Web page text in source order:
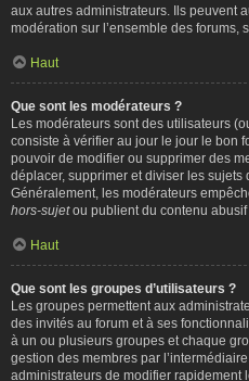
aux autres administrateurs. Ils peuvent
modération sur l’ensemble des forums,
Haut
Que sont les modérateurs ?
Les modérateurs sont des utilisateurs
consiste à vérifier au jour le jour le bon
pouvoir de modifier ou supprimer des
déplacer, supprimer et diviser les sujets
Généralement, les modérateurs
hors-sujetou publient du contenu abusif
Haut
Que sont les groupes d’utilisateurs ?
Les groupes permettent aux
des invités au forum et à ses
à un ou plusieurs groupes et chaque
gestion des membres par
administrateurs de modifier rapidement